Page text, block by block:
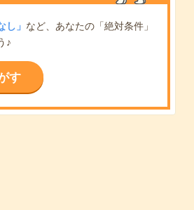
し」 など、あなたの「絶対条件」
♪
す